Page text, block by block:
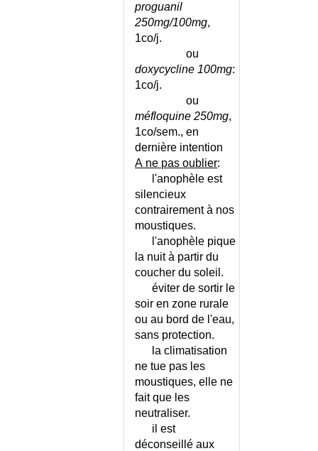
proguanil
250mg/100mg,
1co/j.
ou
doxycycline 100mg:
1co/j.
ou
méfloquine 250mg,
1co/sem., en
dernière intention
A ne pas oublier:
l'anophèle est
silencieux
contrairement à nos
moustiques.
l'anophèle pique
la nuit à partir du
coucher du soleil.
éviter de sortir le
soir en zone rurale
ou au bord de l'eau,
sans protection.
la climatisation
ne tue pas les
moustiques, elle ne
fait que les
neutraliser.
il est
déconseillé aux